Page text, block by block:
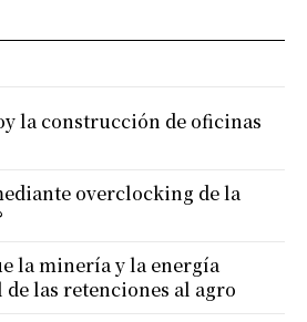
la construcción de oficinas
overclocking de la
la minería y la energía
las retenciones al agro